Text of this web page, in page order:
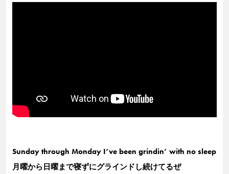
Sunday through Monday I’ve been grindin’ with no sleep
月曜から日曜まで寝ずにグラインドし続けてるぜ